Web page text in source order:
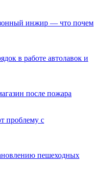
инжир — что почем
в работе автолавок и
после пожара
проблему с
пешеходных